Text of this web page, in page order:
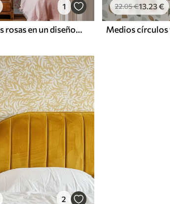
1
Arcos con flores rosas en un diseño de estilo folclórico
22.05€13.23€
2